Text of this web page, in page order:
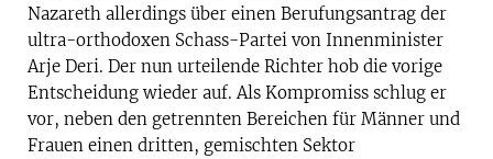
Nazareth allerdings über einen Berufungsantrag der
ultra-orthodoxen Schass-Partei von Innenminister
Arje Deri. Der nun urteilende Richter hob die vorige
Entscheidung wieder auf. Als Kompromiss schlug er
vor, neben den getrennten Bereichen für Männer und
Frauen einen dritten, gemischten Sektor